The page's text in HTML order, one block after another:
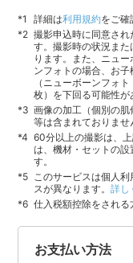
詳細は利用規約をご確
撮影申込時に同意さ
す。撮影時の状況ま
ります。また、ニュ
ンフォトの場合、お
（ニューボーンフォ
枚）を下回る可能性が
画像の加工（個別の
等は含まれておりませ
60分以上の撮影は、
は、機材・セットの
す。
このサービスは個人
スが異なります。詳し
仕入税額控除をされる
お支払い方法